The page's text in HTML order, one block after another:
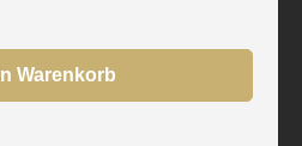
oder benutze die Schaltflächen um
Warenkorb